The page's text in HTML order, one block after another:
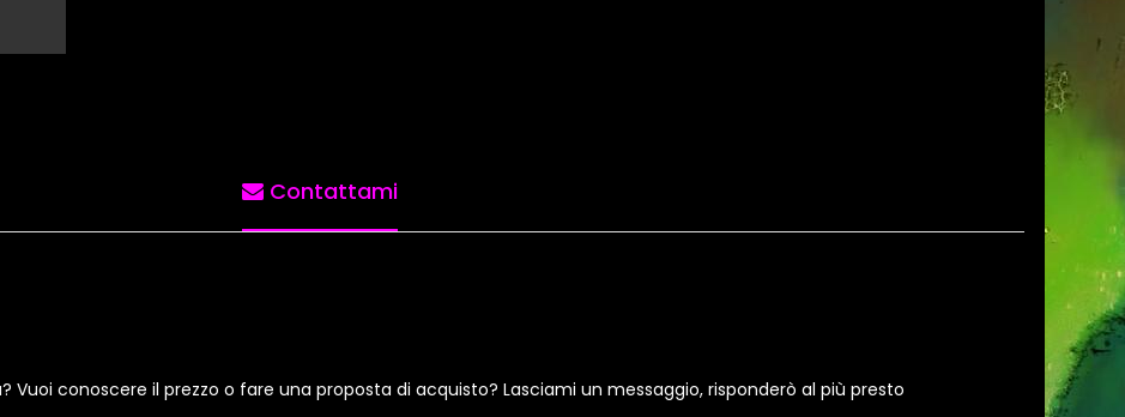
Contattami
Vuoi conoscere il prezzo o fare una proposta di acquisto? Lasciami un messaggio, risponderò al più presto